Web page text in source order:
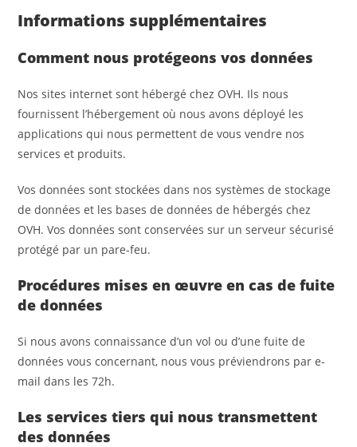
Informations supplémentaires
Comment nous protégeons vos données
Nos sites internet sont hébergé chez OVH. Ils nous
fournissent l’hébergement où nous avons déployé les
applications qui nous permettent de vous vendre nos
services et produits.
Vos données sont stockées dans nos systèmes de stockage
de données et les bases de données de hébergés chez
OVH. Vos données sont conservées sur un serveur sécurisé
protégé par un pare-feu.
Procédures mises en œuvre en cas de fuite
de données
Si nous avons connaissance d’un vol ou d’une fuite de
données vous concernant, nous vous préviendrons par e-
mail dans les 72h.
Les services tiers qui nous transmettent
des données